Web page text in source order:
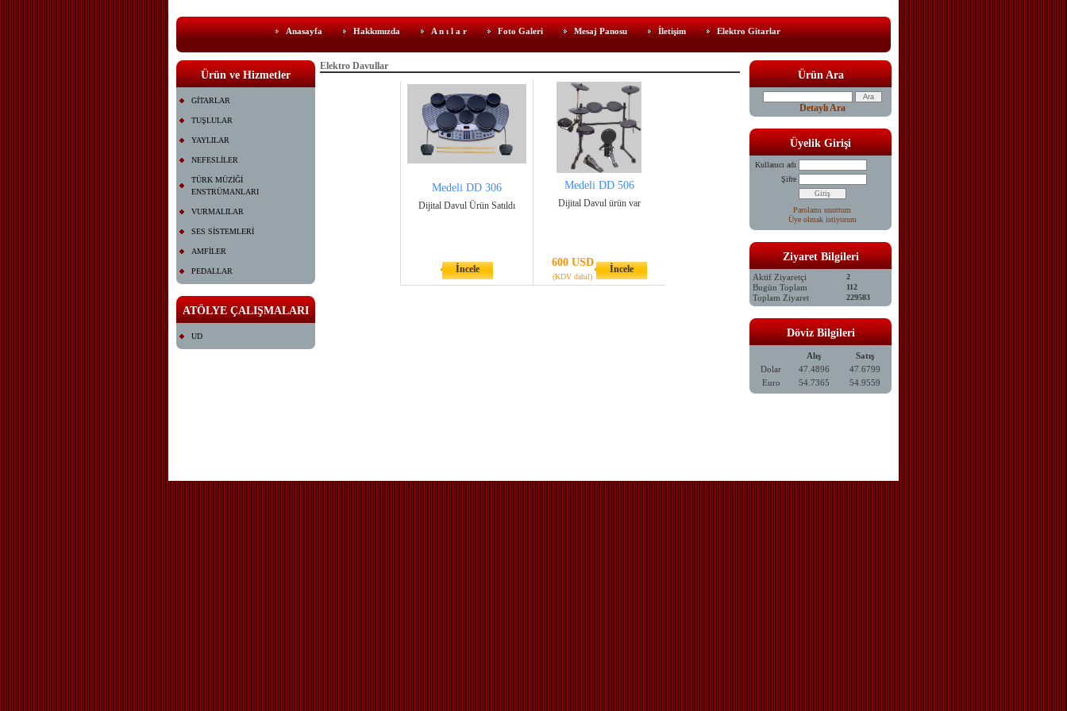
Anasayfa Hakkımızda A n ı l a r Foto Galeri Mesaj Panosu İletişim Elektro Gitarlar
Ürün ve Hizmetler
GİTARLAR
TUŞLULAR
YAYLILAR
NEFESLİLER
TÜRK MÜZİĞİ
ENSTRÜMANLARI
VURMALILAR
SES SİSTEMLERİ
AMFİLER
PEDALLAR
ATÖLYE ÇALIŞMALARI
UD
Elektro Davullar
Medeli DD 306
Dijital Davul Ürün Satıldı
İncele
Medeli DD 506
Dijital Davul ürün var
600 USD
(KDV dahil)
İncele
Ürün Ara
Detaylı Ara
Üyelik Girişi
Kullanıcı adı
Şifre
Parolamı unuttum
Üye olmak istiyorum
Ziyaret Bilgileri
Aktif Ziyaretçi 2
Bugün Toplam 112
Toplam Ziyaret 229583
Döviz Bilgileri
Alış
Satış
Dolar
47.4896
47.6799
Euro
54.7365 54.9559